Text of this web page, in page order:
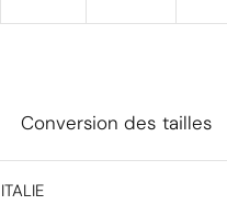
Conversion des tailles
ITALIE